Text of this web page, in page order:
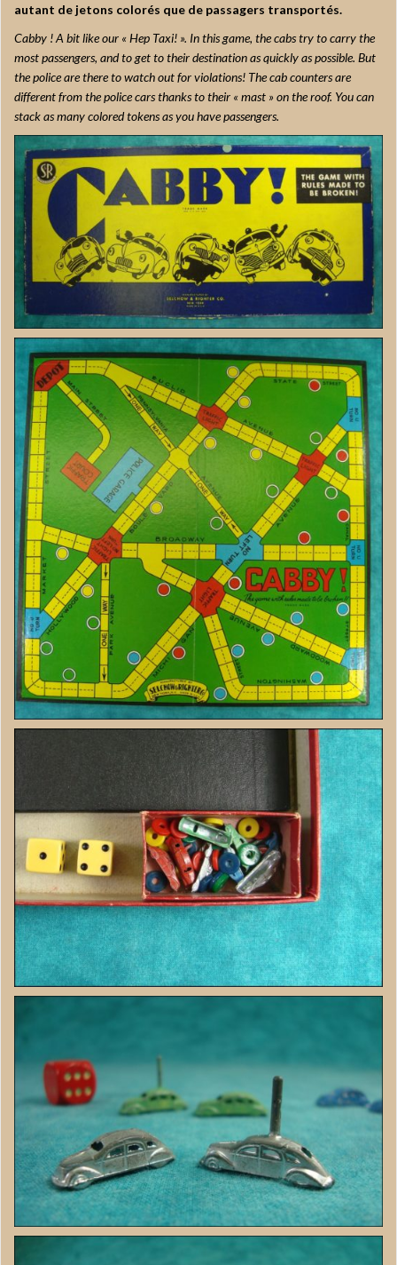
autant de jetons colorés que de passagers transportés.
Cabby ! A bit like our « Hep Taxi! ». In this game, the cabs try to carry the
most passengers, and to get to their destination as quickly as possible. But
the police are there to watch out for violations! The cab counters are
different from the police cars thanks to their « mast » on the roof. You can
stack as many colored tokens as you have passengers.